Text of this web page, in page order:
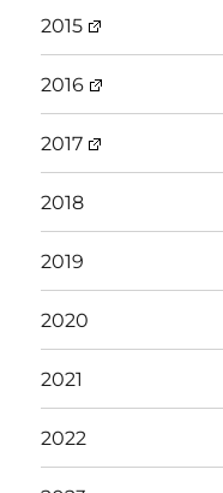
2015
2016
2017
2018
2019
2020
2021
2022